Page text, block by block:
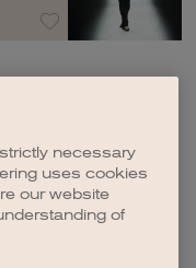
necessary
uses cookies
our website
of